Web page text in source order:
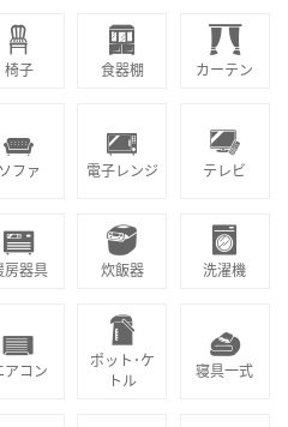
椅子 食器棚 カーテン
ソファ 電子レンジ テレビ
房器具 炊飯器 洗濯機
アコン
ポット･ケ
トル
寝具一式